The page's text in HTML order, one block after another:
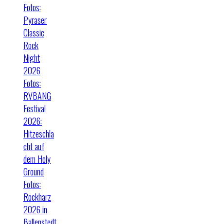
Fotos:
Pyraser
Classic
Rock
Night
2026
Fotos:
RVBANG
Festival
2026:
Hitzeschla
cht auf
dem Holy
Ground
Fotos:
Rockharz
2026 in